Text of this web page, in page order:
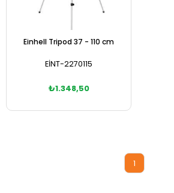
Einhell Tripod 37 - 110 cm
EİNT-2270115
₺1.348,50
1